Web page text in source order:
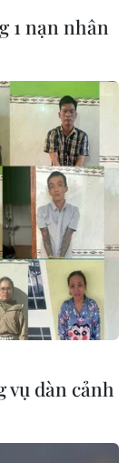
1 nạn nhân
vụ dàn cảnh